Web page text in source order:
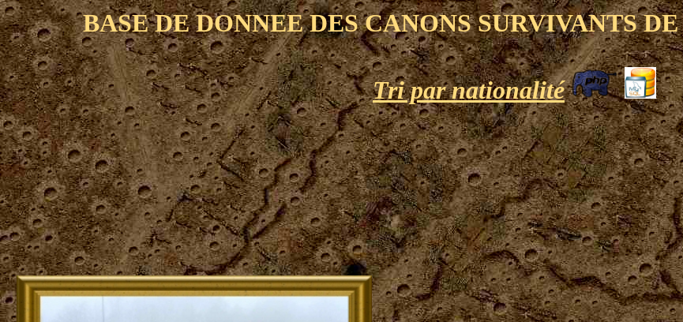
BASE DE DONNEE DES CANONS SURVIVANTS
Tri par nationalité